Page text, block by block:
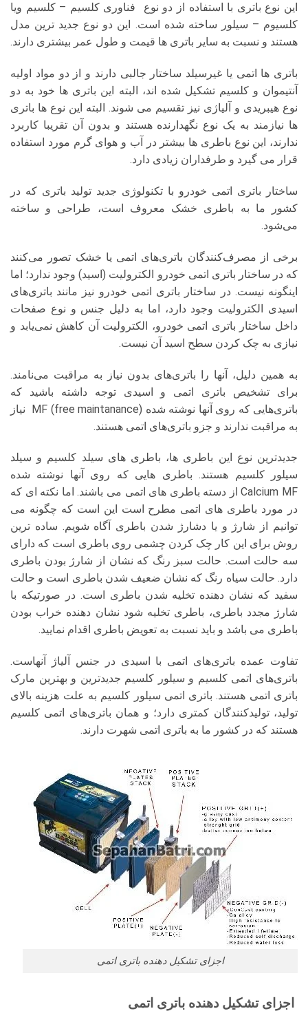
این نوع باتری با استفاده از دو نوع فناوری کلسیم – کلسیم ویا
کلسیوم – سیلور ساخته شده است. این دو نوع جدید ترین مدل
هستند و نسبت به سایر باتری ها قیمت و طول عمر بیشتری دارند.
باتری ها اتمی یا غیرسیلد ساختار جالبی دارند و از دو مواد اولیه
آنتیموان و کلسیم تشکیل شده اند، البته این باتری ها خود به دو
نوع هیبریدی و آلیاژی نیز تقسیم می شوند. البته این نوع ها باتری
ها نیازمند به یک نوع نگهدارنده هستند و بدون آن تقریبا کاربرد
ندارند، این نوع باطری ها بیشتر در آب و هوای گرم مورد استفاده
قرار می گیرد و طرفداران زیادی دارد.
ساختار باتری اتمی خودرو با تکنولوژی جدید تولید باتری که در
کشور ما به باطری خشک معروف است، طراحی و ساخته
می‌شود.
برخی از مصرف‌کنندگان باتری‌های اتمی یا خشک تصور می‌کنند
که در ساختار باتری اتمی خودرو الکترولیت (اسید) وجود ندارد؛ اما
اینگونه نیست. در ساختار باتری اتمی خودرو نیز مانند باتری‌های
اسیدی الکترولیت وجود دارد، اما به دلیل جنس و نوع صفحات
داخل ساختار باتری اتمی خودرو، الکترولیت آن کاهش نمی‌یابد و
نیازی به چک کردن سطح اسید آن نیست.
به همین دلیل، آنها را باتری‌های بدون نیاز به مراقبت می‌نامند.
برای تشخیص باتری اتمی و اسیدی توجه داشته باشید که
باتری‌هایی که روی آنها نوشته شده MF (free maintanance) نیاز
به مراقبت ندارند و جزو باتری‌های اتمی هستند.
جدیدترین نوع این باطری ها، باطری های سیلد کلسیم و سیلد
سیلور کلسیم هستند. باطری هایی که روی آنها نوشته شده
Calcium MF از دسته باطری های اتمی می باشند. اما نکته ای که
در مورد باطری های اتمی مطرح است این است که چگونه می
توانیم از شارژ و یا دشارژ شدن باطری آگاه شویم. ساده ترین
روش برای این کار چک کردن چشمی روی باطری است که دارای
سه حالت است. حالت سبز رنگ که نشان از شارژ بودن باطری
دارد. حالت سیاه رنگ که نشان ضعیف شدن باطری است و حالت
سفید که نشان دهنده تخلیه شدن باطری است. در صورتیکه با
شارژ مجدد باطری، باطری تخلیه شود نشان دهنده خراب بودن
باطری می باشد و باید نسبت به تعویض باطری اقدام نمایید.
تفاوت عمده باتری‌های اتمی با اسیدی در جنس آلیاژ آنهاست.
باتری‌های اتمی کلسیم و سیلور کلسیم جدیدترین و بهترین مارک
باتری اتمی هستند. باتری اتمی سیلور کلسیم به علت هزینه بالای
تولید، تولیدکنندگان کمتری دارد؛ و همان باتری‌های اتمی کلسیم
هستند که در کشور ما به باتری اتمی شهرت دارند.
اجزای تشکیل دهنده باتری اتمی
اجزای تشکیل دهنده باتری اتمی